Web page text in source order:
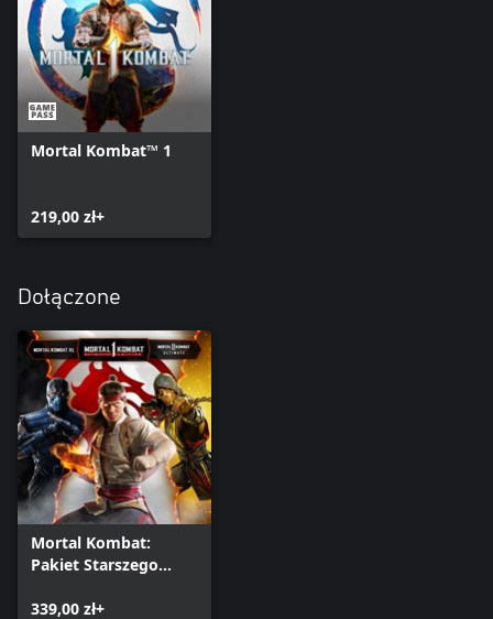
Mortal Kombat™ 1
219,00 zł+
Dołączone
Mortal Kombat:
Pakiet Starszego
339,00 zł+